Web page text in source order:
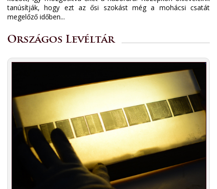
tanúsítják, hogy ezt az ősi szokást még a mohácsi csatát
megelőző időben...
Országos Levéltár